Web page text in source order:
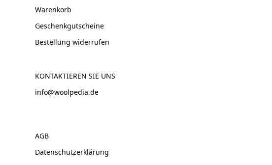
Warenkorb
Geschenkgutscheine
Bestellung widerrufen
KONTAKTIEREN SIE UNS
info@woolpedia.de
AGB
Datenschutzerklärung